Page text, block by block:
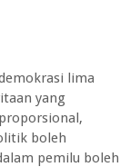
lima
yang
boleh
pemilu boleh